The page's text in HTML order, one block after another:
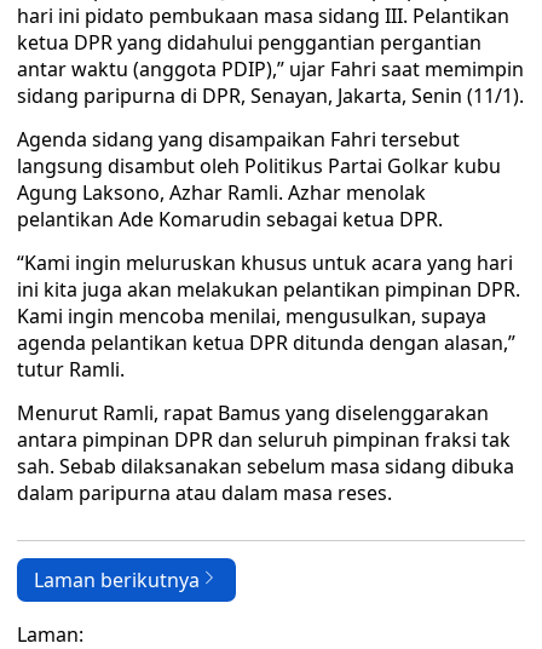
hari ini pidato pembukaan masa sidang III. Pelantikan
ketua DPR yang didahului penggantian pergantian
antar waktu (anggota PDIP),” ujar Fahri saat memimpin
sidang paripurna di DPR, Senayan, Jakarta, Senin (11/1).
Agenda sidang yang disampaikan Fahri tersebut
langsung disambut oleh Politikus Partai Golkar kubu
Agung Laksono, Azhar Ramli. Azhar menolak
pelantikan Ade Komarudin sebagai ketua DPR.
“Kami ingin meluruskan khusus untuk acara yang hari
ini kita juga akan melakukan pelantikan pimpinan DPR.
Kami ingin mencoba menilai, mengusulkan, supaya
agenda pelantikan ketua DPR ditunda dengan alasan,”
tutur Ramli.
Menurut Ramli, rapat Bamus yang diselenggarakan
antara pimpinan DPR dan seluruh pimpinan fraksi tak
sah. Sebab dilaksanakan sebelum masa sidang dibuka
dalam paripurna atau dalam masa reses.
Laman berikutnya
Laman: